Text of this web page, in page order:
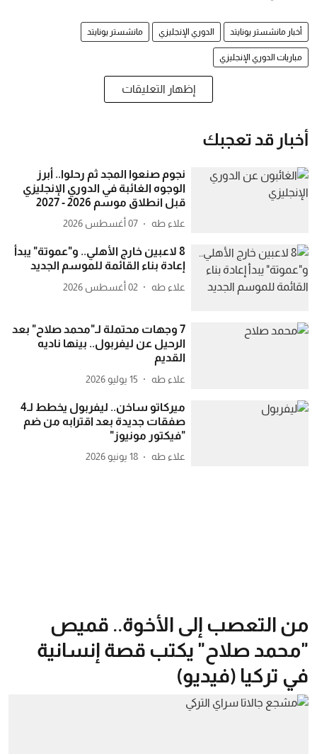
أخبار مانشستر يونايتد الدوري الإنجليزي مانشستر يونايتد
مباريات الدوري الإنجليزي
إظهار التعليقات
أخبار قد تعجبك
نجوم صنعوا المجد ثم رحلوا.. أبرز
الوجوه الغائبة في الدوري الإنجليزي
قبل انطلاق موسم 2026 - 2027
علاء طه 07 أغسطس 2026
8 لاعبين خارج الأهلي.. و"عموتة" يبدأ
إعادة بناء القائمة للموسم الجديد
علاء طه 02 أغسطس 2026
7 وجهات محتملة لـ"محمد صلاح" بعد
الرحيل عن ليفربول.. بينها ناديه
القديم
علاء طه 15 يوليو 2026
ميركاتو ساخن.. ليفربول يخطط لـ4
صفقات جديدة بعد اقترابه من ضم
"فيكتور مونيوز"
علاء طه 18 يونيو 2026
من التعصب إلى الأخوة.. قميص
"محمد صلاح" يكتب قصة إنسانية
في تركيا (فيديو)